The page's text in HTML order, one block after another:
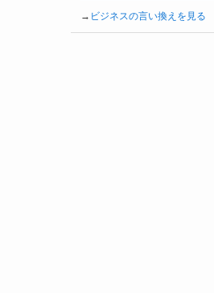
→ ビジネスの言い換えを見る